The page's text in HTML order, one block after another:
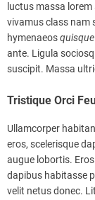
luctus massa
vivamus class nam
hymenaeosquisque
ante. Ligula
suscipit. Massa
Tristique Orci
Ullamcorper
eros, scelerisque
augue lobortis.
dapibus habitasse
velit netus donec.